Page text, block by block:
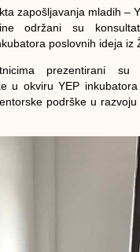
zapošljavanja mladih –
održani su
poslovnih ideja iz
prezentirani su
u okviru YEP
podrške u